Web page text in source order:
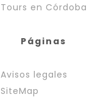
Tours en Córdoba
Páginas
Avisos legales
SiteMap